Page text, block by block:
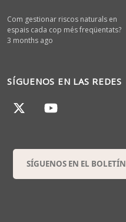
Com gestionar riscos naturals en
espais cada cop més freqüentats?
3 months ago
SÍGUENOS EN LAS REDES
SÍGUENOS EN EL BOLETÍN